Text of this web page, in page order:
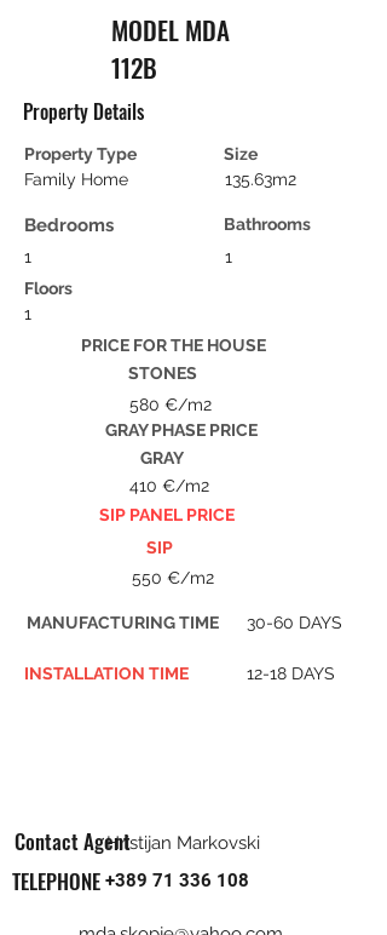
MODEL MDA
112B
Property Details
Property Type
Family Home
Bedrooms
1
Size
135.63m2
Bathrooms
1
Floors
1
PRICE FOR THE HOUSE
STONES
580 €/m2
GRAY PHASE PRICE
GRAY
410 €/m2
SIP PANEL PRICE
SIP
550 €/m2
MANUFACTURING TIME 30-60 DAYS
INSTALLATION TIME 12-18 DAYS
Contact AgentHristijan Markovski
TELEPHONE +389 71 336 108